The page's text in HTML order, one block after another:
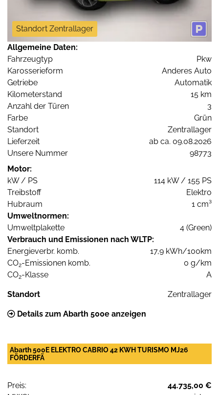
Standort Zentrallager
Allgemeine Daten:
Fahrzeugtyp
Pkw
Karosserieform
Anderes Auto
Getriebe
Automatik
Kilometerstand
15 km
Anzahl der Türen
3
Farbe
Grün
Standort
Zentrallager
Lieferzeit
ab ca. 09.08.2026
Unsere Nummer
98773
Motor:
kW / PS
114 kW / 155 PS
Treibstoff
Elektro
Hubraum
1 cm³
Umweltnormen:
Umweltplakette
4 (Green)
Verbrauch und Emissionen nach WLTP:
Energieverbr. komb.
17,9 kWh/100km
CO2-Emissionen komb.
0 g/km
CO2-Klasse A
Standort Zentrallager
Details zum Abarth 500e anzeigen
Abarth 500E ELEKTRO CABRIO 42 KWH TURISMO MJ26
FÖRDERFÄ
Preis:
44.735,00 €